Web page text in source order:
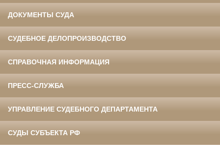
ДОКУМЕНТЫ СУДА
СУДЕБНОЕ ДЕЛОПРОИЗВОДСТВО
СПРАВОЧНАЯ ИНФОРМАЦИЯ
ПРЕСС-СЛУЖБА
УПРАВЛЕНИЕ СУДЕБНОГО ДЕПАРТАМЕНТА
СУДЫ СУБЪЕКТА РФ